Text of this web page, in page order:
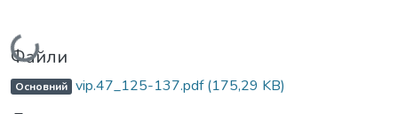
Вантажиться...
Файли
Основний vip.47_125-137.pdf(175,29 KB)